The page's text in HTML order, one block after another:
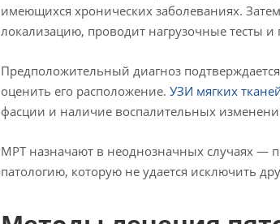
имеющихся хронических заболеваниях.
локализацию, проводит нагрузочные тесты
Предположительный диагноз
оценить его расположение. УЗИ мягких
фасции и наличие воспалительных
МРТ назначают в неоднозначных случаях —
патологию, которую не удается исключить